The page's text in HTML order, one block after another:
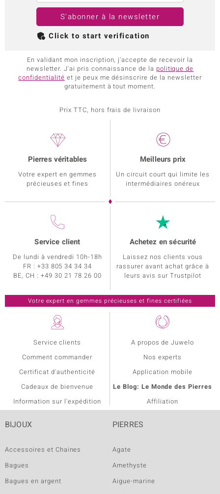
S'abonner à la newsletter
Click to start verification
En validant mon inscription, j'accepte de recevoir la
newsletter. J'ai pris connaissance de la politique de
confidentialité et je peux me désinscrire de la newsletter
gratuitement à tout moment.
Prix TTC, hors frais de livraison
Pierres véritables
Votre expert en gemmes
précieuses et fines
Meilleurs prix
Un circuit court qui limite les
intermédiaires onéreux
Service client
De lundi à vendredi 10h-18h
FR : +33 805 34 34 34
BE, CH : +49 30 21 78 26 00
Achetez en sécurité
Laissez nos clients vous
rassurer avant achat grâce à
leurs avis sur Trustpilot
Service clients
Comment commander
Certificat d'authenticité
Cadeaux de bienvenue
Information sur l'expédition
A propos de Juwelo
Nos experts
Application mobile
Le Blog: Le Monde des Pierres
Affiliation
BIJOUX
Accessoires et Chaines
Bagues
Bagues en argent
PIERRES
Agate
Amethyste
Aigue-marine